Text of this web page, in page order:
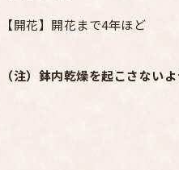
【開花】開花まで4年ほど
（注）鉢内乾燥を起こさない